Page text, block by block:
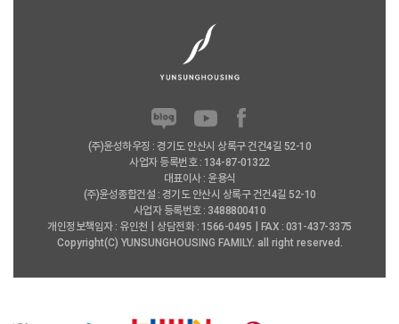
(주)윤성하우징 : 경기도 안산시 상록구 건건4길 52-10
사업자 등록번호 : 134-87-01322
대표이사 : 윤용식
(주)윤성종합건설 : 경기도 안산시 상록구 건건4길 52-10
사업자 등록번호 : 3488800410
개인정보책임자 : 유인천
상담전화 : 1566-0495
FAX : 031-437-3375
Copyright(C) YUNSUNGHOUSING FAMILY. all right reserved.